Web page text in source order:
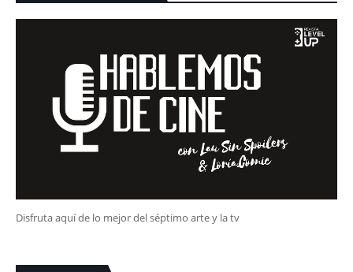
Disfruta aquí de lo mejor del séptimo arte y la tv